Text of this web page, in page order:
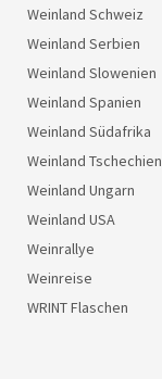
Weinland Schweiz
Weinland Serbien
Weinland Slowenien
Weinland Spanien
Weinland Südafrika
Weinland Tschechien
Weinland Ungarn
Weinland USA
Weinrallye
Weinreise
WRINT Flaschen